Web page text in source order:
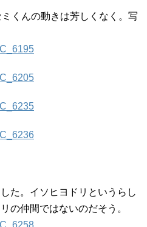
くんの動きは芳しくなく。写
た。イソヒヨドリというらし
の仲間ではないのだそう。